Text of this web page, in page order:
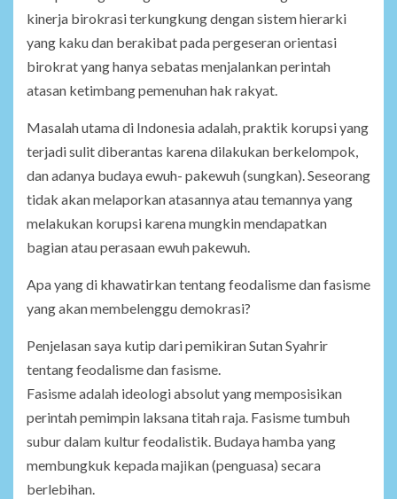
kinerja birokrasi terkungkung dengan sistem hierarki
yang kaku dan berakibat pada pergeseran orientasi
birokrat yang hanya sebatas menjalankan perintah
atasan ketimbang pemenuhan hak rakyat.
Masalah utama di Indonesia adalah, praktik korupsi yang
terjadi sulit diberantas karena dilakukan berkelompok,
dan adanya budaya ewuh- pakewuh (sungkan). Seseorang
tidak akan melaporkan atasannya atau temannya yang
melakukan korupsi karena mungkin mendapatkan
bagian atau perasaan ewuh pakewuh.
Apa yang di khawatirkan tentang feodalisme dan fasisme
yang akan membelenggu demokrasi?
Penjelasan saya kutip dari pemikiran Sutan Syahrir
tentang feodalisme dan fasisme.
Fasisme adalah ideologi absolut yang memposisikan
perintah pemimpin laksana titah raja. Fasisme tumbuh
subur dalam kultur feodalistik. Budaya hamba yang
membungkuk kepada majikan (penguasa) secara
berlebihan.